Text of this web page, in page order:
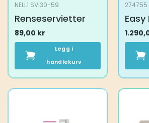
NELL1 SVI30-59
Renseservietter
89,00 kr
Legg i
handlekurv
274755
Easy